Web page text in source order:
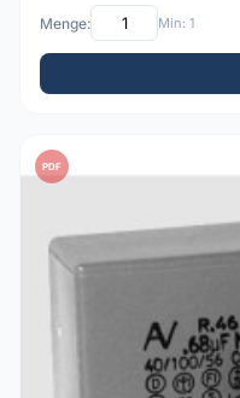
Menge: Min: 1
PDF